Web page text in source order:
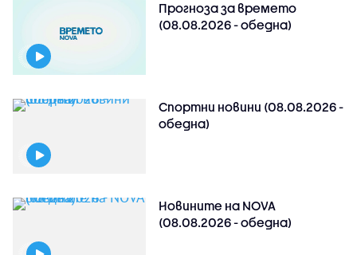
Прогноза за времето
(08.08.2026 - обедна)
Спортни новини (08.08.2026 -
обедна)
Новините на NOVA
(08.08.2026 - обедна)